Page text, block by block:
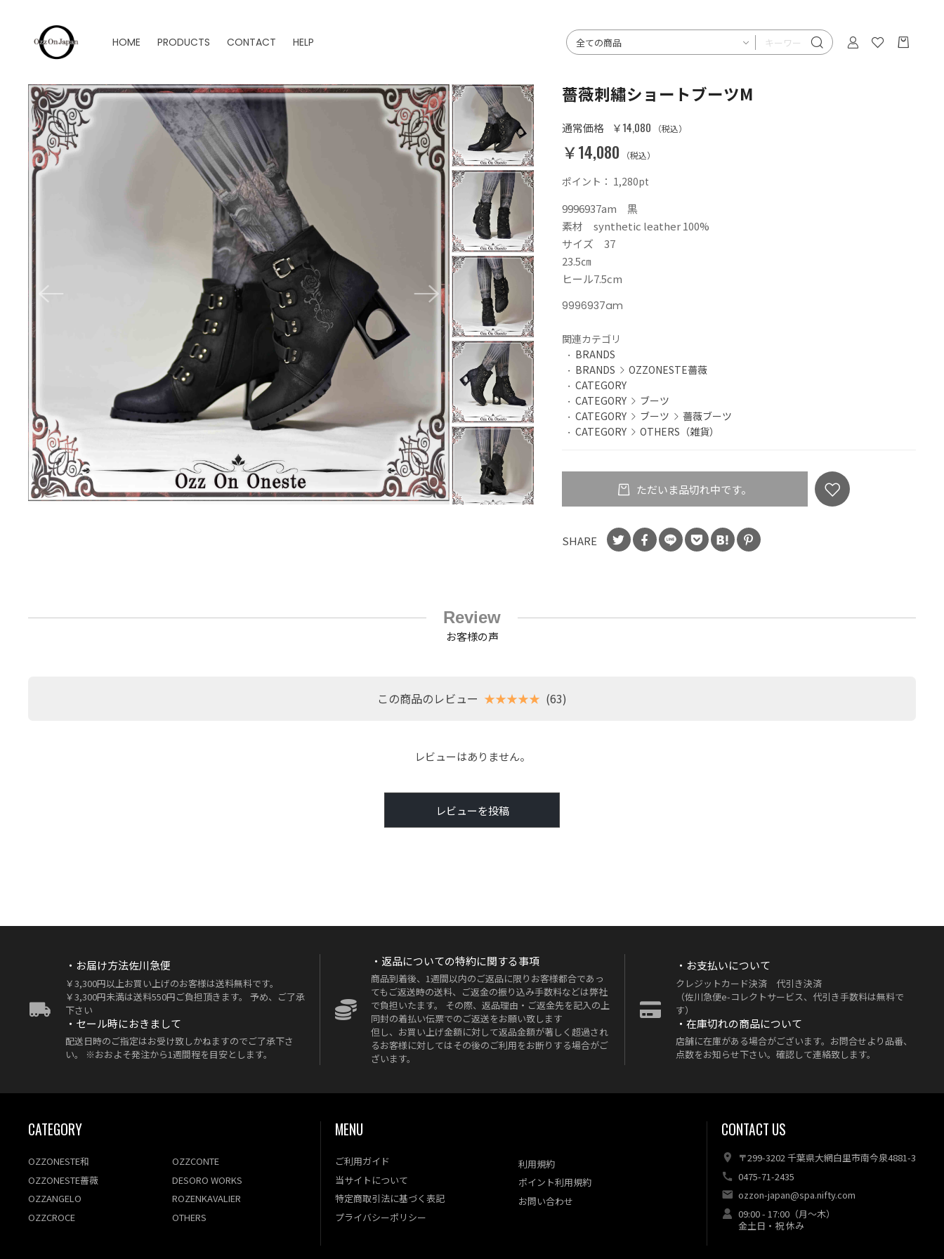
HOME PRODUCTS CONTACT HELP
薔薇刺繡ショートブーツM
通常価格 ￥14,080 （税込）
￥14,080 （税込）
ポイント： 1,280pt
9996937am 黒
素材 synthetic leather 100%
サイズ 37
23.5㎝
ヒール7.5cm
9996937am
関連カテゴリ
BRANDS
BRANDS
OZZONESTE薔薇
CATEGORY
CATEGORY
ブーツ
CATEGORY
ブーツ
薔薇ブーツ
CATEGORY
OTHERS（雑貨）
ただいま品切れ中です。
SHARE
Review
お客様の声
この商品のレビュー ★★★★★ (63)
レビューはありません。
レビューを投稿
・お届け方法佐川急便
￥3,300円以上お買い上げのお客様は送料無料です。
￥3,300円未満は送料550円ご負担頂きます。 予め、ご了承
下さい
・セール時におきまして
配送日時のご指定はお受け致しかねますのでご了承下さ
い。 ※おおよそ発注から1週間程を目安とします。
・返品についての特約に関する事項
商品到着後、1週間以内のご返品に限りお客様都合であっ
てもご返送時の送料、ご返金の振り込み手数料などは弊社
で負担いたます。 その際、返品理由・ご返金先を記入の上
同封の着払い伝票でのご返送をお願い致します
但し、お買い上げ金額に対して返品金額が著しく超過され
るお客様に対してはその後のご利用をお断りする場合がご
ざいます。
・お支払いについて
クレジットカード決済 代引き決済
（佐川急便e-コレクトサービス、代引き手数料は無料で
す）
・在庫切れの商品について
店舗に在庫がある場合がございます。お問合せより品番、
点数をお知らせ下さい。確認して連絡致します。
CATEGORY
OZZONESTE和
OZZONESTE薔薇
OZZANGELO
OZZCROCE
OZZCONTE
DESORO WORKS
ROZENKAVALIER
OTHERS
MENU
ご利用ガイド
当サイトについて
特定商取引法に基づく表記
プライバシーポリシー
利用規約
ポイント利用規約
お問い合わせ
CONTACT US
〒299-3202 千葉県大網白里市南今泉4881-3
0475-71-2435
ozzon-japan@spa.nifty.com
09:00 - 17:00（月～木）
金土日・祝 休み